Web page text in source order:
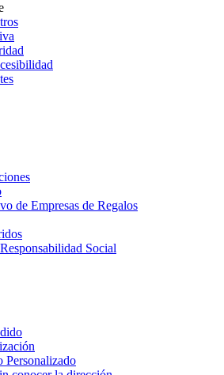
de Empresas de Regalos
Social
Personalizado